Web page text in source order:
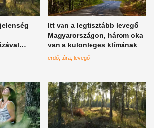
erdőkből
Itt van a legtisztább levegő
Magyarországon, három oka
van a különleges klímának
erdő túra levegő